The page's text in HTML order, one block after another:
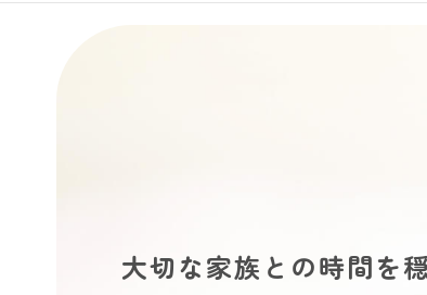
大切な家族との時間を